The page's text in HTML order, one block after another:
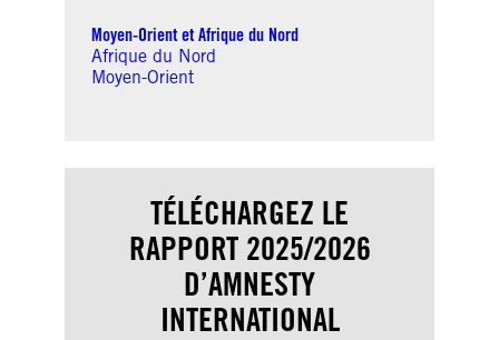
Moyen-Orient et Afrique du Nord
Afrique du Nord
Moyen-Orient
TÉLÉCHARGEZ LE
RAPPORT 2025/2026
D’AMNESTY
INTERNATIONAL